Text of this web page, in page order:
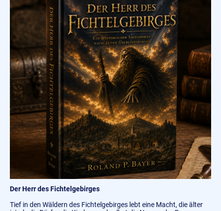
Der Herr des Fichtelgebirges
Tief in den Wäldern des Fichtelgebirges lebt eine Macht, die älter